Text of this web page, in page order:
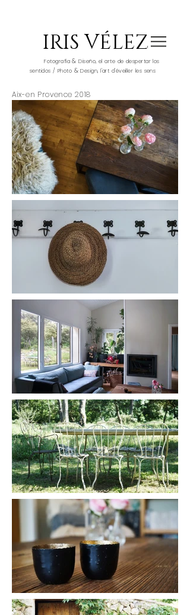
IRIS VÉLEZ
Fotografía& Diseño, el arte de despertar los
sentidos / Photo & Design, l'art d'éveiller les sens
Aix-en Provence 2018